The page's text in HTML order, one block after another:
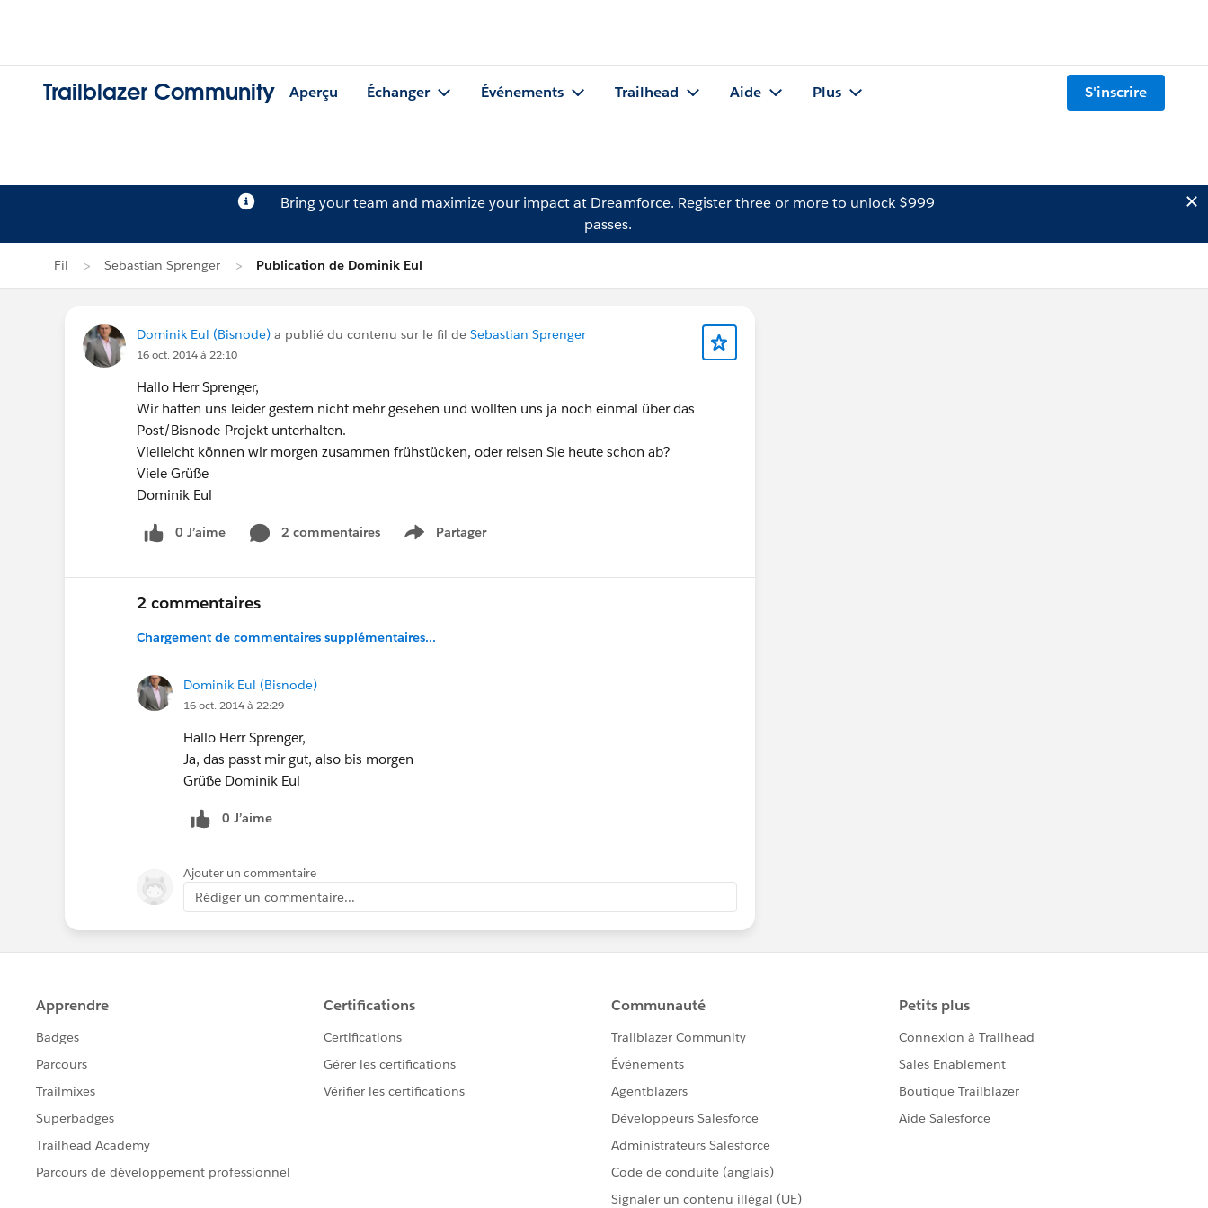
Trailblazer Community Aperçu Échanger Événements Trailhead Aide Plus S'inscrire
Bring your team and maximize your impact at Dreamforce. Registerthree or more to unlock $999
passes.
Fil Sebastian Sprenger Publication de Dominik Eul
Dominik Eul (Bisnode) a publié du contenu sur le fil de Sebastian Sprenger
16 oct. 2014 à 22:10
Hallo Herr Sprenger,
Wir hatten uns leider gestern nicht mehr gesehen und wollten uns ja noch einmal über das
Post/Bisnode-Projekt unterhalten.
Vielleicht können wir morgen zusammen frühstücken, oder reisen Sie heute schon ab?
Viele Grüße
Dominik Eul
0 J’aime 2 commentaires Partager
Show menu
2 commentaires
Chargement de commentaires supplémentaires...
Dominik Eul (Bisnode)
16 oct. 2014 à 22:29
Hallo Herr Sprenger,
Ja, das passt mir gut, also bis morgen
Grüße Dominik Eul
0 J’aime
Ajouter un commentaire
Rédiger un commentaire...